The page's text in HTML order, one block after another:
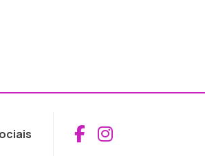
Aceder ao
Aceder ao